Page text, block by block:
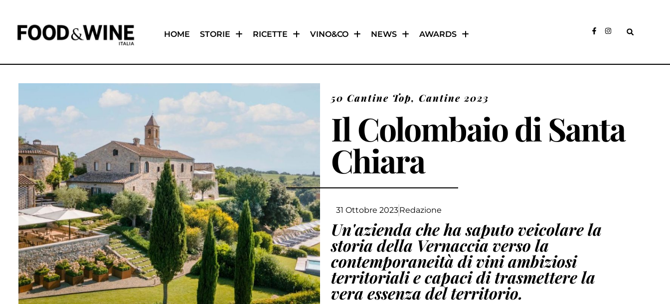
HOME STORIE RICETTE VINO&CO NEWS AWARDS
50 Cantine Top,Cantine 2023
Il Colombaio di Santa
Chiara
31 Ottobre 2023Redazione
Un'azienda che ha saputo veicolare la
storia della Vernaccia verso la
contemporaneità di vini ambiziosi
territoriali e capaci di trasmettere la
vera essenza del territorio.